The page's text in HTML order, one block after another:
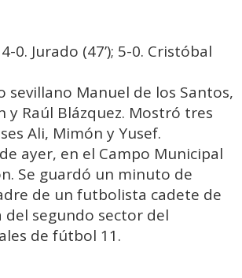
0. Jurado (47’); 5-0. Cristóbal
Manuel de los Santos,
y Raúl Blázquez. Mostró tres
Ali, Mimón y Yusef.
ayer, en el Campo Municipal
Se guardó un minuto de
de un futbolista cadete de
del segundo sector del
de fútbol 11.